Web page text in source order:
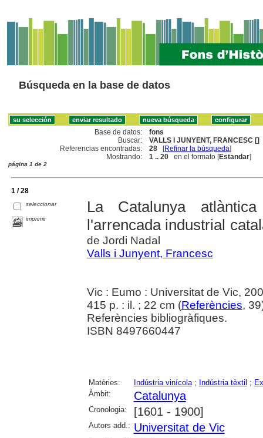
Búsqueda en la base de datos
Base de datos:
fons
Buscar:
VALLS I JUNYENT, FRANCESC []
Referencias encontradas:
28 [Refinar la búsqueda]
Mostrando:
1 .. 20 en el formato [Estandar]
página 1 de 2
1 / 28
seleccionar
imprimir
La Catalunya
l'arrencada industrial
de Jordi Nadal
Valls i Junyent, Francesc
Vic : Eumo : Universitat de Vic,
415 p. : il. ; 22 cm (Referències,
Referències bibliogràfiques.
ISBN 8497660447
Matèries: Indústria vinícola; Indústria tèxtil ;
Àmbit:
Catalunya
Cronologia: [1601 - 1900]
Autors add.: Universitat de Vic